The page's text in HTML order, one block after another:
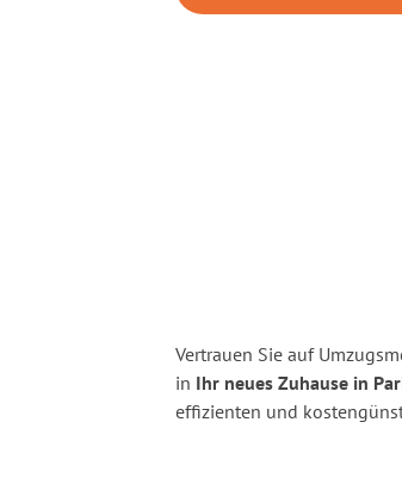
Vertrauen Sie auf
in Ihr neues Zuhause in
effizienten und